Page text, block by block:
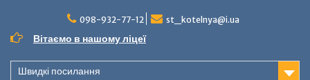
вмісту
098-932-77-12 st_kotelnya@i.ua
Вітаємо в нашому ліцеї
Швидкі посилання